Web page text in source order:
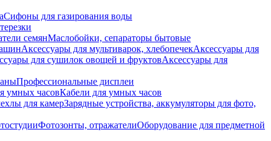
Сифоны для газирования воды
семянМаслобойки, сепараторы бытовые
Аксессуары для мультиварок, хлебопечекАксессуары для
для сушилок овощей и фруктовАксессуары для
Профессиональные дисплеи
умных часовКабели для умных часов
для камерЗарядные устройства, аккумуляторы для фото,
Фотозонты, отражателиОборудование для предметной